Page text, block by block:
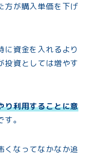
方が購入単価を下げ
に資金を入れるより
投資としては増やす
り利用することに意
。
くなってなかなか追